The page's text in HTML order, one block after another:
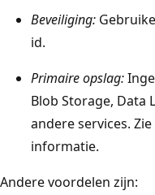
Beveiliging:
id.
Primaire opslag:
Blob Storage, Data
andere services. Zie
informatie.
Andere voordelen zijn: